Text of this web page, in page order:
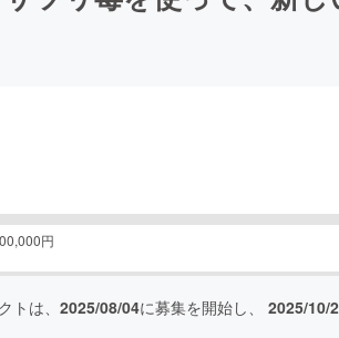
円
トは、 2025/08/04に募集を開始し、 2025/10/